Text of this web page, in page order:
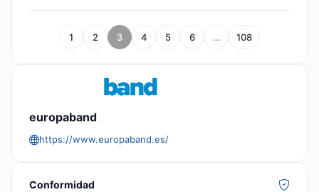
1 2 3 4 5 6 … 108
europaband
https://www.europaband.es/
Conformidad